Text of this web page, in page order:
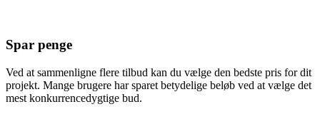
Spar penge
Ved at sammenligne flere tilbud kan du vælge den bedste pris for dit
projekt. Mange brugere har sparet betydelige beløb ved at vælge det
mest konkurrencedygtige bud.